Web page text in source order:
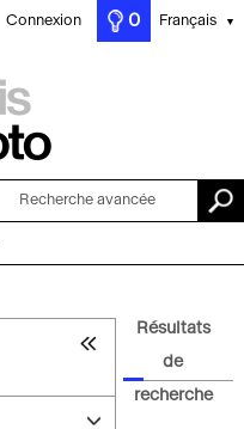
Connexion 0 Français ▼
Recherche avancée
Résultats
de
recherche